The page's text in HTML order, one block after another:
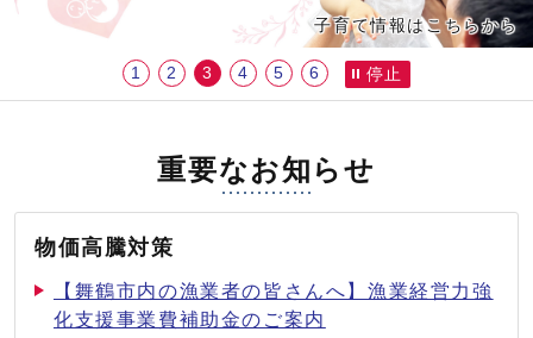
子育て情報はこちらから
1 2 3 4 5 6 停止
重要なお知らせ
物価高騰対策
【舞鶴市内の漁業者の皆さんへ】漁業経営力強
化支援事業費補助金のご案内